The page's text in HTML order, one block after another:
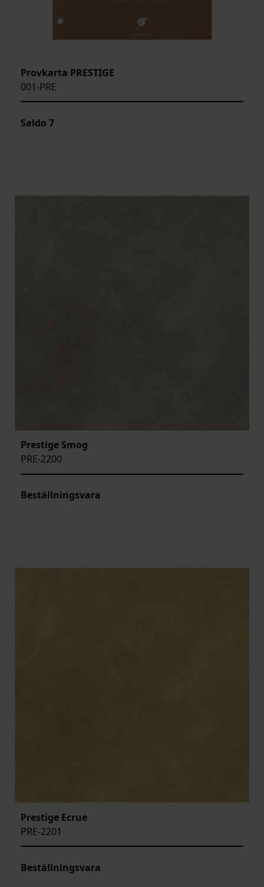
Provkarta PRESTIGE
001-PRE
Saldo 7
Prestige Smog
PRE-2200
Beställningsvara
Prestige Ecrue
PRE-2201
Beställningsvara